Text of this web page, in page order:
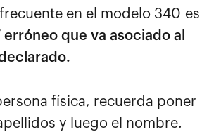
en el modelo 340 es
erróneo que va asociado al
física, recuerda poner
y luego el nombre.